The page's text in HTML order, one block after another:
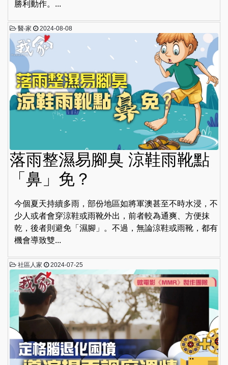
勝利動作。...
醫‧家 2024-08-08
落雨整濕易腳臭 涼鞋雨靴點
「鼻」免？
今個夏天持續多雨，部份地區如將軍澳甚至不時水浸，不
少人或者會穿涼鞋或雨靴外出，前者較為通爽、方便抹
乾，後者則避免「濕腳」。不過，無論涼鞋或雨靴，都有
機會導致雙...
社區人家 2024-07-25